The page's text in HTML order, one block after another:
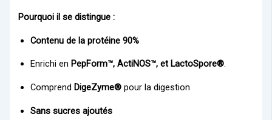
Pourquoi il se distingue :
Contenu de la protéine 90%
Enrichi en PepForm™, ActiNOS™, et LactoSpore®.
ComprendDigeZyme® pour la digestion
Sans sucres ajoutés